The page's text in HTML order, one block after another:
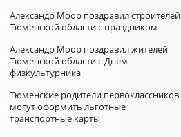
Александр Моор поздравил строителей
Тюменской области с праздником
Александр Моор поздравил жителей
Тюменской области с Днем
физкультурника
Тюменские родители первоклассников
могут оформить льготные
транспортные карты